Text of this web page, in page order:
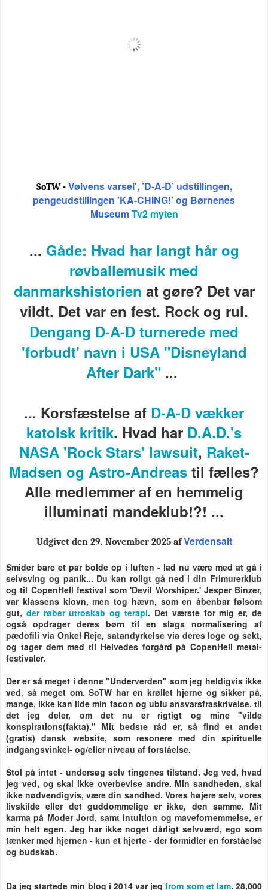
SoTW - Vølvens varsel', ’D-A-D’ udstillingen,
pengeudstillingen 'KA-CHING!' og Børnenes
MuseumTv2 myten
... Gåde: Hvad har langt hår og
røvballemusik med
danmarkshistorien at gøre? Det var
vildt. Det var en fest. Rock og rul.
Dengang D-A-D turnerede med
'forbudt' navn i USA "Disneyland
After Dark" ...
... Korsfæstelse af D-A-D vækker
katolsk kritik. Hvad har D.A.D.'s
NASA 'Rock Stars' lawsuit, Raket-
Madsen og Astro-Andreas til fælles?
Alle medlemmer af en hemmelig
illuminati mandeklub!?! ...
Udgivet den 29. November 2025 afVerdensalt
Smider bare et par bolde op i luften - lad nu være med at gå i
selvsving og panik... Du kan roligt gå ned i din Frimurerklub
og til CopenHell festival som 'Devil Worshiper.' Jesper Binzer,
var klassens klovn, men tog hævn, som en åbenbar følsom
gut, der røber utroskab og terapi. Det værste for mig er, de
også opdrager deres børn til en slags normalisering af
pædofili via Onkel Reje, satandyrkelse via deres loge og sekt,
og tager dem med til Helvedes forgård på CopenHell metal-
festivaler.
Der er så meget i denne "Underverden" som jeg heldigvis ikke
ved, så meget om. SoTW har en krøllet hjerne og sikker på,
mange, ikke kan lide min facon og ublu ansvarsfraskrivelse, til
det jeg deler, om det nu er rigtigt og mine "vilde
konspirations(fakta)." Mit bedste råd er, så find et andet
(gratis) dansk website, som resonere med din spirituelle
indgangsvinkel- og/eller niveau af forståelse.
Stol på intet - undersøg selv tingenes tilstand. Jeg ved, hvad
jeg ved, og skal ikke overbevise andre. Min sandheden, skal
ikke nødvendigvis, være din sandhed. Vores højere selv, vores
livskilde eller det guddommelige er ikke, den samme. Mit
karma på Moder Jord, samt intuition og mavefornemmelse, er
min helt egen. Jeg har ikke noget dårligt selvværd, ego som
tænker med hjernen - kun et hjerte - der formidler en forståelse
og budskab.
Da jeg startede min blog i 2014 var jegfrom som et lam. 28,000